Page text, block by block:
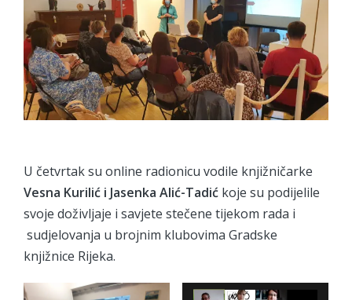
U četvrtak su online radionicu vodile knjižničarke
Vesna Kurilić i Jasenka Alić-Tadić koje su podijelile
svoje doživljaje i savjete stečene tijekom rada i
sudjelovanja u brojnim klubovima Gradske
knjižnice Rijeka.